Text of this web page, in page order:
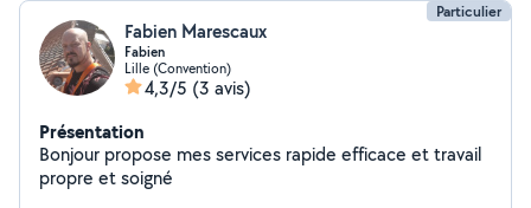
Particulier
Fabien Marescaux
Fabien
Lille (Convention)
4,3/5 (3 avis)
Présentation
Bonjour propose mes services rapide efficace et travail
propre et soigné